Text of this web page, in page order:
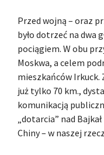
Przed wojną – oraz
było dotrzeć na dwa
pociągiem. W obu
Moskwa, a celem
mieszkańców Irkuck.
już tylko 70 km.,
komunikacją
„dotarcia” nad
Chiny – w naszej